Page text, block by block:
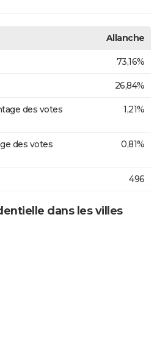
Allanche
73,16%
26,84%
des votes
1,21%
des votes
0,81%
496
dans les villes